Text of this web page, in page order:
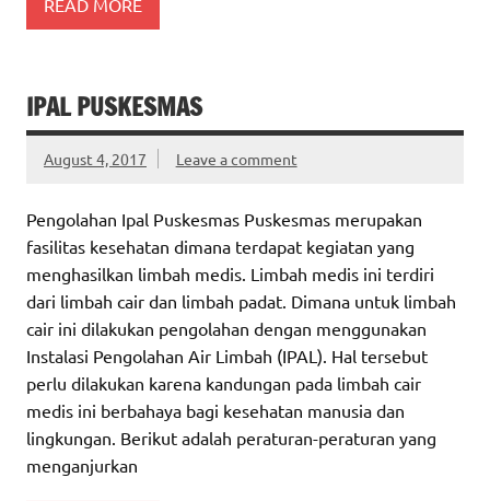
READ MORE
IPAL PUSKESMAS
August 4, 2017 Leave a comment
Pengolahan Ipal Puskesmas Puskesmas merupakan
fasilitas kesehatan dimana terdapat kegiatan yang
menghasilkan limbah medis. Limbah medis ini terdiri
dari limbah cair dan limbah padat. Dimana untuk limbah
cair ini dilakukan pengolahan dengan menggunakan
Instalasi Pengolahan Air Limbah (IPAL). Hal tersebut
perlu dilakukan karena kandungan pada limbah cair
medis ini berbahaya bagi kesehatan manusia dan
lingkungan. Berikut adalah peraturan-peraturan yang
menganjurkan